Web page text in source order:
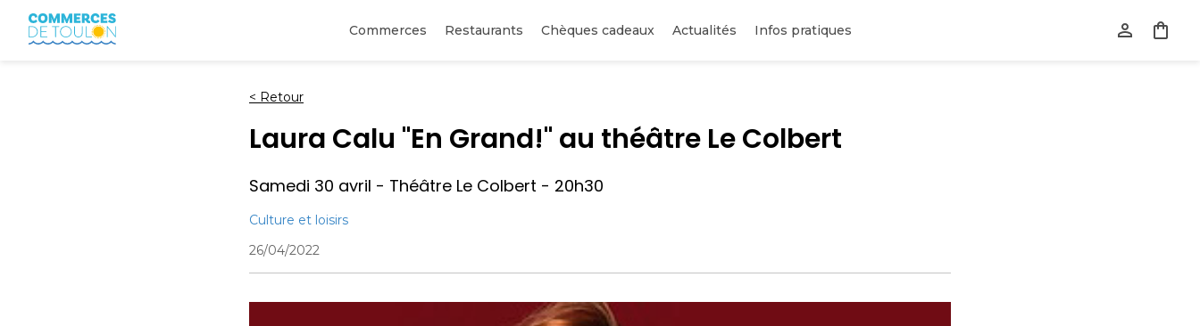
Commerces Restaurants Chèques cadeaux Actualités Infos pratiques
< Retour
Laura Calu "En Grand!" au théâtre Le Colbert
Samedi 30 avril - Théâtre Le Colbert - 20h30
Culture et loisirs
26/04/2022